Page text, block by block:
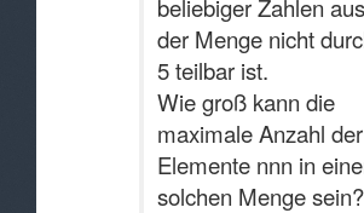
beliebiger Zahlen aus
der Menge nicht
5 teilbar ist.
Wie groß kann die
maximale Anzahl der
Elemente nnn in
solchen Menge sein?